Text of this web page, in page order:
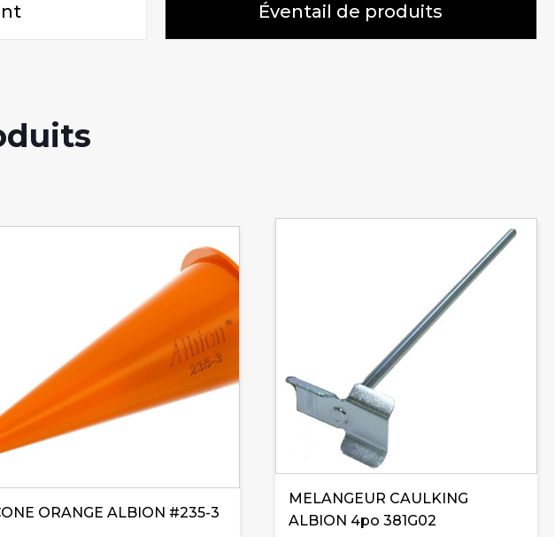
Éventail de produits
ORANGE ALBION #235-3
MELANGEUR CAULKING
ALBION 4po 381G02